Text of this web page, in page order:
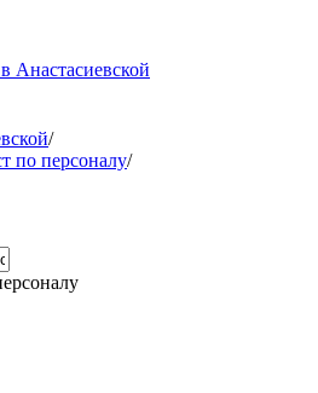
Анастасиевской
/
по персоналу/